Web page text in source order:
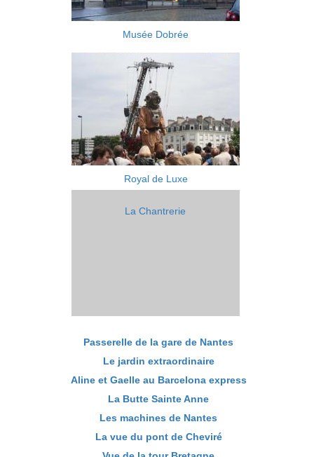
Musée Dobrée
Royal de Luxe
La Chantrerie
Passerelle de la gare de Nantes
Le jardin extraordinaire
Aline et Gaelle au Barcelona express
La Butte Sainte Anne
Les machines de Nantes
La vue du pont de Cheviré